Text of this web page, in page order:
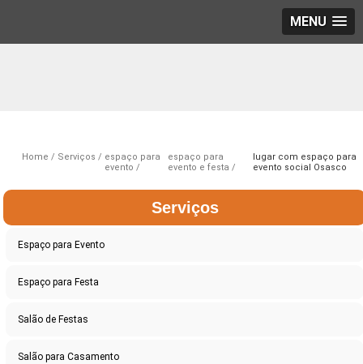
MENU
Home Serviços
espaço para
evento
espaço para
evento e festa
lugar com espaço para
evento social Osasco
Serviços
Espaço para Evento
Espaço para Festa
Salão de Festas
Salão para Casamento